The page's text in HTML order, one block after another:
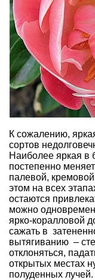
К сожалению,
сортов
Наиболее яркая в
постепенно
палевой,
этом на всех
остаются
можно
ярко-коралловой
сажать в
вытягиванию –
отклоняться,
открытых местах
полуденных лучей.